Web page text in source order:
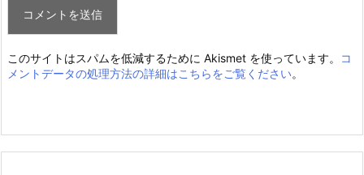
このサイトはスパムを低減するために Akismet を使っています。
コ
メントデータの処理方法の詳細はこちらをご覧ください。